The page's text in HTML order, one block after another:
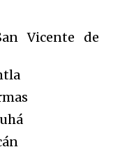
Vicente de